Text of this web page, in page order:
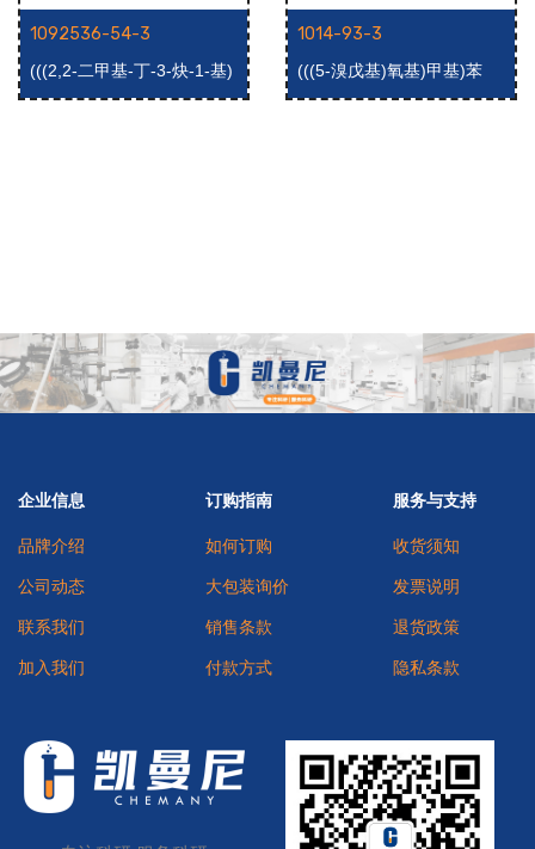
1092536-54-3
(((2,2-二甲基-丁-3-炔-1-基)
氧基)甲基)苯
1014-93-3
(((5-溴戊基)氧基)甲基)苯
企业信息
品牌介绍
公司动态
联系我们
加入我们
订购指南
如何订购
大包装询价
销售条款
付款方式
服务与支持
收货须知
发票说明
退货政策
隐私条款